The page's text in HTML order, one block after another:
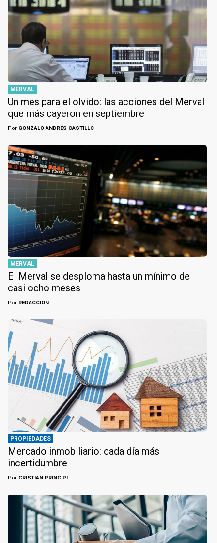
MERVAL
Un mes para el olvido: las acciones del Merval
que más cayeron en septiembre
Por GONZALO ANDRÉS CASTILLO
MERVAL
El Merval se desploma hasta un mínimo de
casi ocho meses
Por REDACCION
PROPIEDADES
Mercado inmobiliario: cada día más
incertidumbre
Por CRISTIAN PRINCIPI